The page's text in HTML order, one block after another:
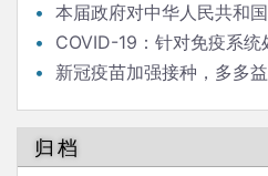
本届政府对中华人民共和
COVID-19：针对免疫系
南
新冠疫苗加强接种，多多
归档